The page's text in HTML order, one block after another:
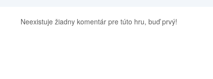
Neexistuje žiadny komentár pre túto hru, buď prvý!